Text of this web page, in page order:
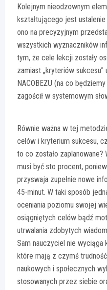
Kolejnym nieodzownym
kształtującego jest
ono na precyzyjnym
wszystkich wyznaczników
tym, że cele lekcji zostały
zamiast „kryteriów
NACOBEZU (na co
zagościł w systemowym
Równie ważna w tej
celów i kryterium sukcesu,
to co zostało zaplanowane?
musi być sto procent,
przyswaja zupełnie nowe
45-minut. W taki sposób
oceniania poziomu swojej
osiągniętych celów bądź
utrwalania zdobytych
Sam nauczyciel nie
które mają z czymś
naukowych i społecznych
stosowanych przez siebie